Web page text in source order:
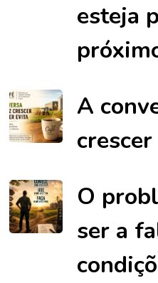
esteja
A
O
ser a